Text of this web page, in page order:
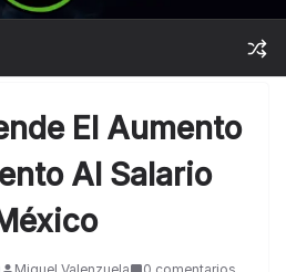
El Aumento
Al Salario